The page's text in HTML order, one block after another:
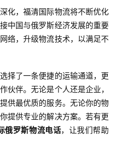
化，福清国际物流将不断优化
中国与俄罗斯经济发展的重要
络，升级物流技术，以满足不
择了一条便捷的运输通道，更
伙伴。无论是个人还是企业，
供最优质的服务。无论你的物
提供专业的解决方案。若有更
俄罗斯物流电话，让我们帮助